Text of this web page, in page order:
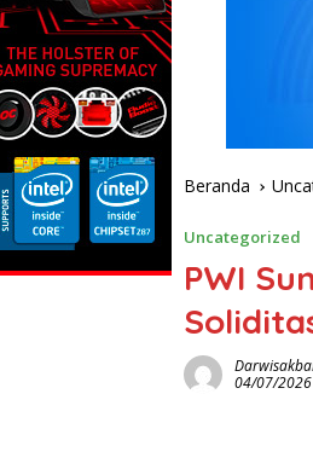
Beranda
Uncategorized
PWI
04/07/2026